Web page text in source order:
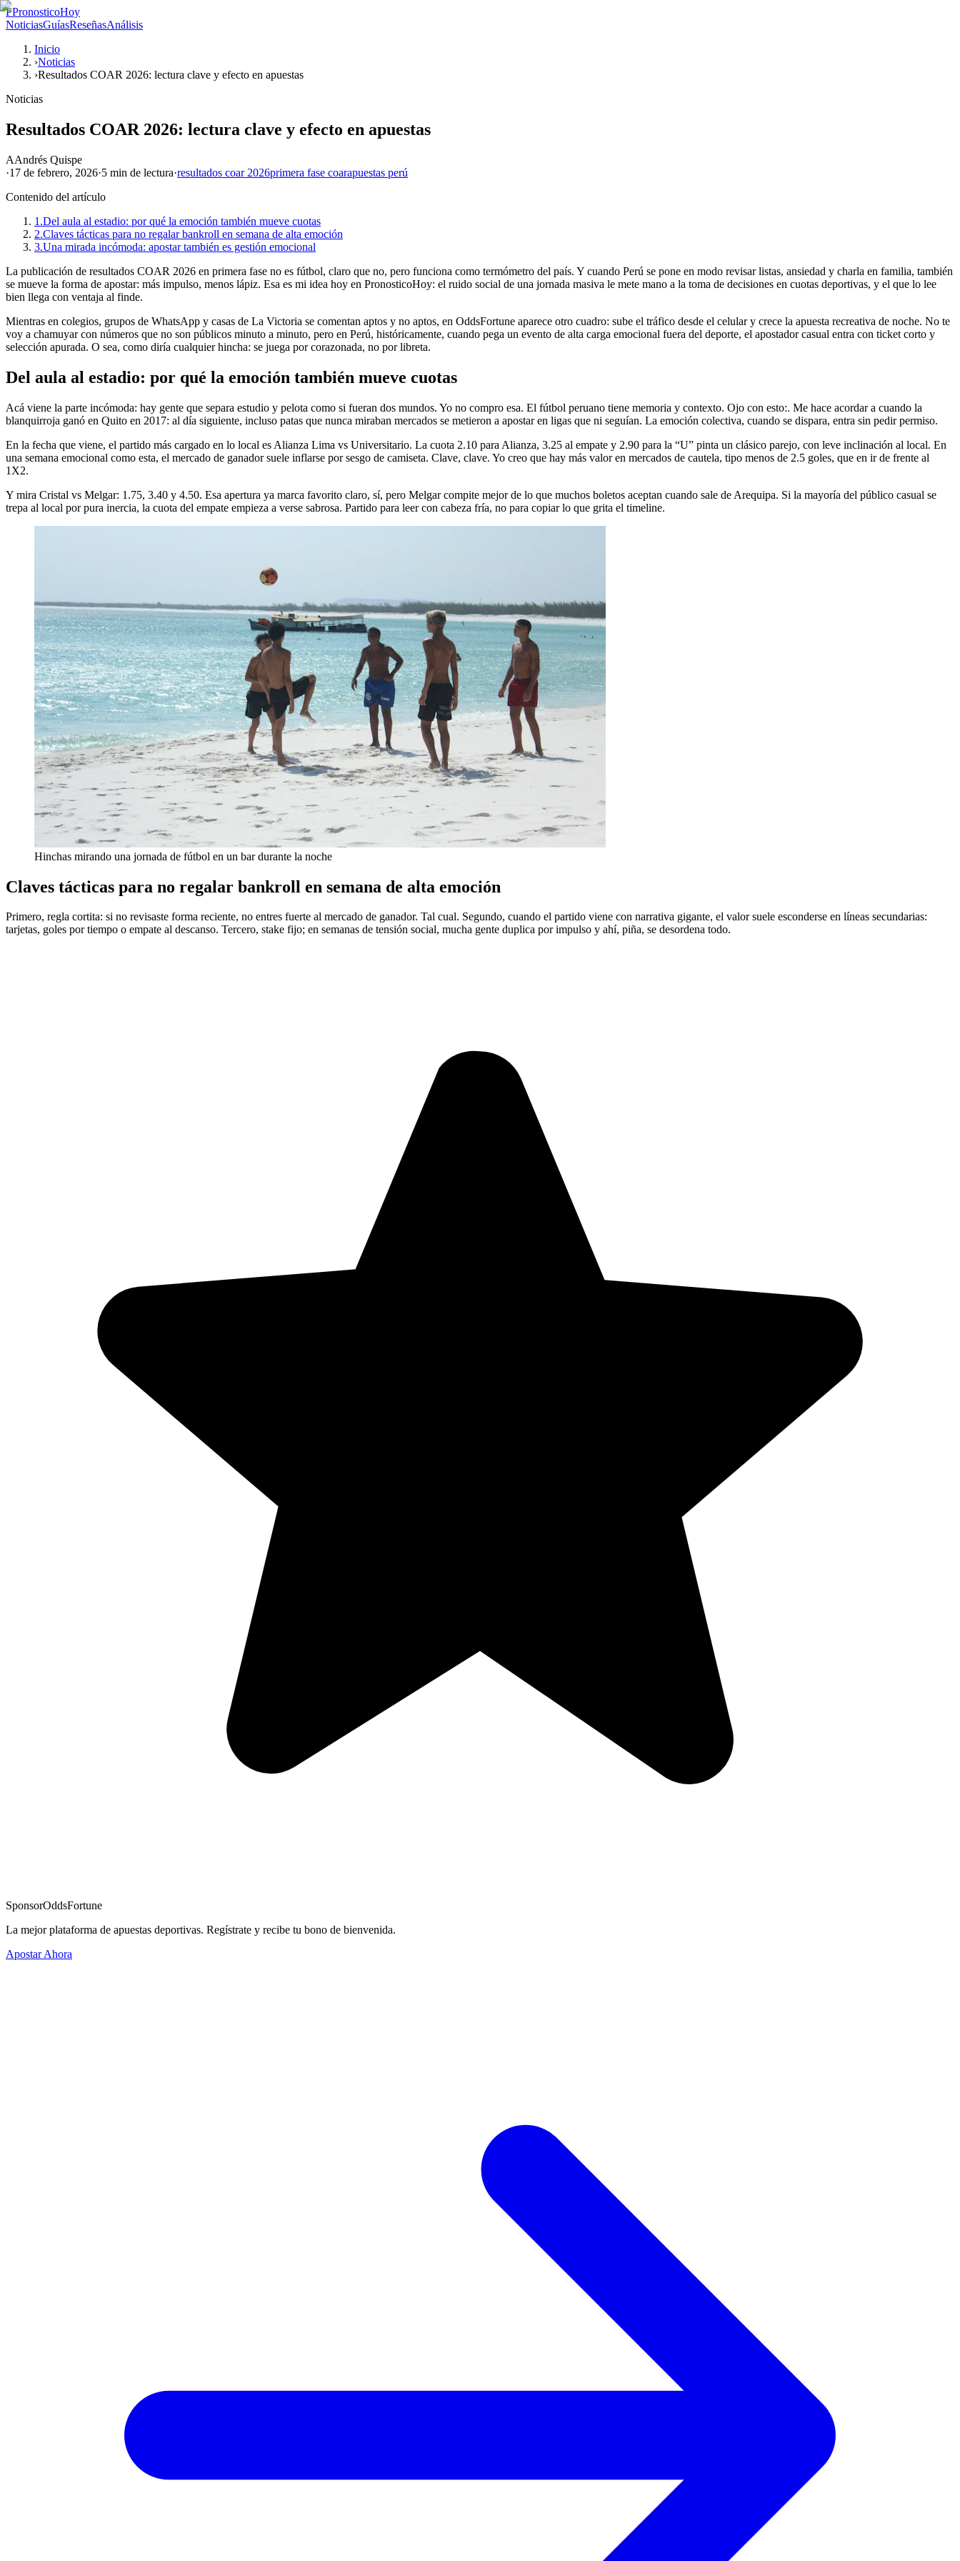
PPronosticoHoy
NoticiasGuíasReseñasAnálisis
Inicio
›Noticias
›Resultados COAR 2026: lectura clave y efecto en apuestas
Noticias
Resultados COAR 2026: lectura clave y efecto en apuestas
AAndrés Quispe
·17 de febrero, 2026·5 min de lectura·resultados coar 2026primera fase coarapuestas perú
Contenido del artículo
1.Del aula al estadio: por qué la emoción también mueve cuotas
2.Claves tácticas para no regalar bankroll en semana de alta emoción
3.Una mirada incómoda: apostar también es gestión emocional
La publicación de resultados COAR 2026 en primera fase no es fútbol, claro que no, pero funciona como termómetro del país. Y cuando Perú se pone en modo revisar listas, ansiedad y charla en familia, también
se mueve la forma de apostar: más impulso, menos lápiz. Esa es mi idea hoy en PronosticoHoy: el ruido social de una jornada masiva le mete mano a la toma de decisiones en cuotas deportivas, y el que lo lee
bien llega con ventaja al finde.
Mientras en colegios, grupos de WhatsApp y casas de La Victoria se comentan aptos y no aptos, en OddsFortune aparece otro cuadro: sube el tráfico desde el celular y crece la apuesta recreativa de noche. No te
voy a chamuyar con números que no son públicos minuto a minuto, pero en Perú, históricamente, cuando pega un evento de alta carga emocional fuera del deporte, el apostador casual entra con ticket corto y
selección apurada. O sea, como diría cualquier hincha: se juega por corazonada, no por libreta.
Del aula al estadio: por qué la emoción también mueve cuotas
Acá viene la parte incómoda: hay gente que separa estudio y pelota como si fueran dos mundos. Yo no compro esa. El fútbol peruano tiene memoria y contexto. Ojo con esto:. Me hace acordar a cuando la
blanquirroja ganó en Quito en 2017: al día siguiente, incluso patas que nunca miraban mercados se metieron a apostar en ligas que ni seguían. La emoción colectiva, cuando se dispara, entra sin pedir permiso.
En la fecha que viene, el partido más cargado en lo local es Alianza Lima vs Universitario. La cuota 2.10 para Alianza, 3.25 al empate y 2.90 para la “U” pinta un clásico parejo, con leve inclinación al local. En
una semana emocional como esta, el mercado de ganador suele inflarse por sesgo de camiseta. Clave, clave. Yo creo que hay más valor en mercados de cautela, tipo menos de 2.5 goles, que en ir de frente al
1X2.
Y mira Cristal vs Melgar: 1.75, 3.40 y 4.50. Esa apertura ya marca favorito claro, sí, pero Melgar compite mejor de lo que muchos boletos aceptan cuando sale de Arequipa. Si la mayoría del público casual se
trepa al local por pura inercia, la cuota del empate empieza a verse sabrosa. Partido para leer con cabeza fría, no para copiar lo que grita el timeline.
Hinchas mirando una jornada de fútbol en un bar durante la noche
Claves tácticas para no regalar bankroll en semana de alta emoción
Primero, regla cortita: si no revisaste forma reciente, no entres fuerte al mercado de ganador. Tal cual. Segundo, cuando el partido viene con narrativa gigante, el valor suele esconderse en líneas secundarias:
tarjetas, goles por tiempo o empate al descanso. Tercero, stake fijo; en semanas de tensión social, mucha gente duplica por impulso y ahí, piña, se desordena todo.
SponsorOddsFortune
La mejor plataforma de apuestas deportivas. Regístrate y recibe tu bono de bienvenida.
Apostar Ahora